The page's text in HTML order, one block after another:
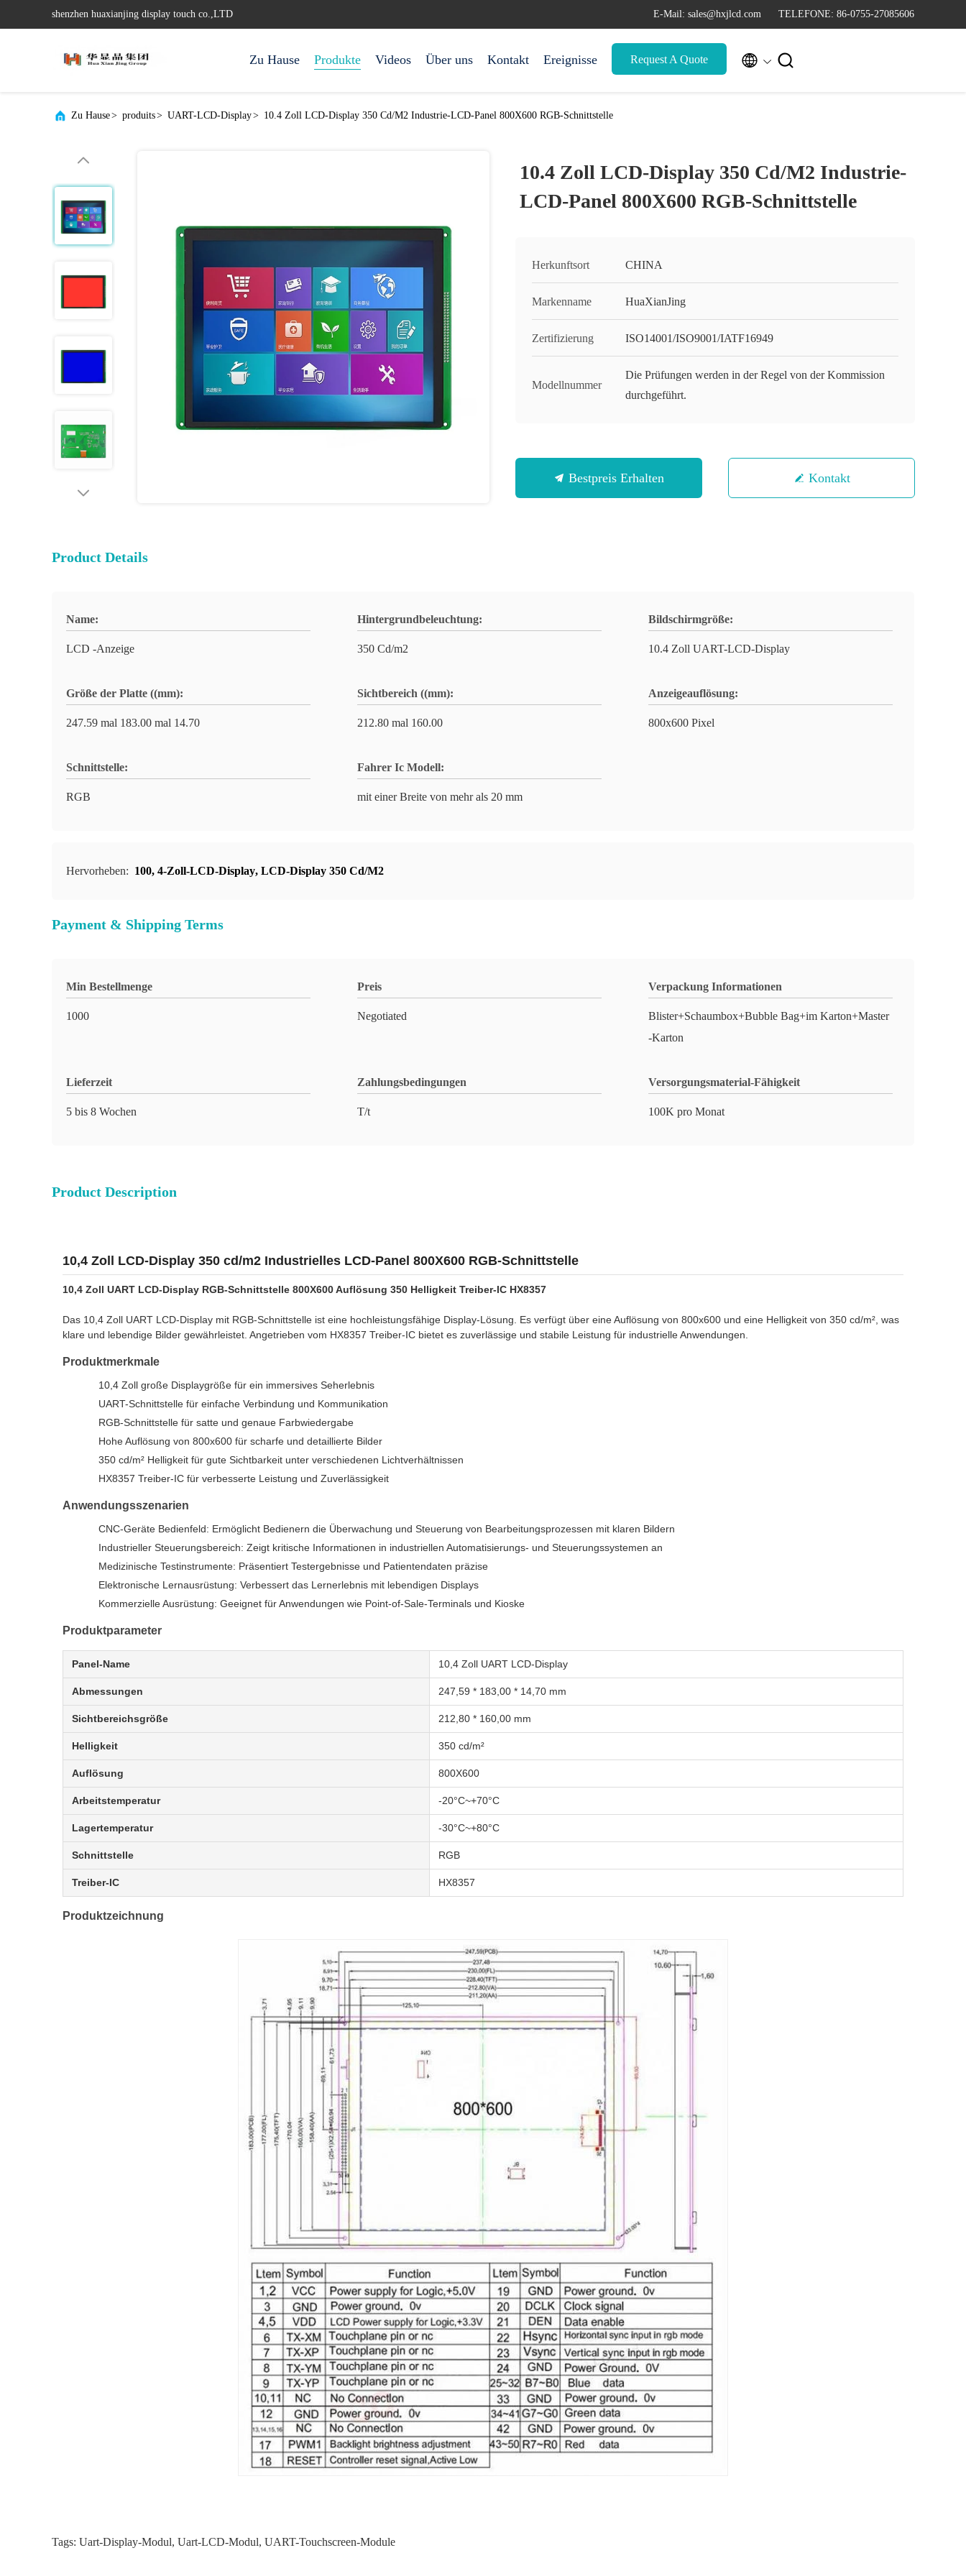
shenzhen huaxianjing display touch co.,LTD E-Mail: sales@hxjlcd.com TELEFONE: 86-0755-27085606
Zu Hause Produkte Videos Über uns Kontakt Ereignisse Request A Quote  
Zu Hause> produits> UART-LCD-Display> 10.4 Zoll LCD-Display 350 Cd/M2 Industrie-LCD-Panel 800X600 RGB-Schnittstelle
10.4 Zoll LCD-Display 350 Cd/M2 Industrie-
LCD-Panel 800X600 RGB-Schnittstelle
Herkunftsort CHINA
Markenname HuaXianJing
Zertifizierung ISO14001/ISO9001/IATF16949
Modellnummer
Die Prüfungen werden in der Regel von der Kommission
durchgeführt.
Bestpreis Erhalten Kontakt
Product Details
Name:
LCD -Anzeige
Hintergrundbeleuchtung:
350 Cd/m2
Bildschirmgröße:
10.4 Zoll UART-LCD-Display
Größe der Platte ((mm):
247.59 mal 183.00 mal 14.70
Sichtbereich ((mm):
212.80 mal 160.00
Anzeigeauflösung:
800x600 Pixel
Schnittstelle:
RGB
Fahrer Ic Modell:
mit einer Breite von mehr als 20 mm
Hervorheben: 100, 4-Zoll-LCD-Display, LCD-Display 350 Cd/M2
Payment & Shipping Terms
Min Bestellmenge
1000
Preis
Negotiated
Verpackung Informationen
Blister+Schaumbox+Bubble Bag+im Karton+Master
-Karton
Lieferzeit
5 bis 8 Wochen
Zahlungsbedingungen
T/t
Versorgungsmaterial-Fähigkeit
100K pro Monat
Product Description
10,4 Zoll LCD-Display 350 cd/m2 Industrielles LCD-Panel 800X600 RGB-Schnittstelle
10,4 Zoll UART LCD-Display RGB-Schnittstelle 800X600 Auflösung 350 Helligkeit Treiber-IC HX8357
Das 10,4 Zoll UART LCD-Display mit RGB-Schnittstelle ist eine hochleistungsfähige Display-Lösung. Es verfügt über eine Auflösung von 800x600 und eine Helligkeit von 350 cd/m², was
klare und lebendige Bilder gewährleistet. Angetrieben vom HX8357 Treiber-IC bietet es zuverlässige und stabile Leistung für industrielle Anwendungen.
Produktmerkmale
10,4 Zoll große Displaygröße für ein immersives Seherlebnis
UART-Schnittstelle für einfache Verbindung und Kommunikation
RGB-Schnittstelle für satte und genaue Farbwiedergabe
Hohe Auflösung von 800x600 für scharfe und detaillierte Bilder
350 cd/m² Helligkeit für gute Sichtbarkeit unter verschiedenen Lichtverhältnissen
HX8357 Treiber-IC für verbesserte Leistung und Zuverlässigkeit
Anwendungsszenarien
CNC-Geräte Bedienfeld: Ermöglicht Bedienern die Überwachung und Steuerung von Bearbeitungsprozessen mit klaren Bildern
Industrieller Steuerungsbereich: Zeigt kritische Informationen in industriellen Automatisierungs- und Steuerungssystemen an
Medizinische Testinstrumente: Präsentiert Testergebnisse und Patientendaten präzise
Elektronische Lernausrüstung: Verbessert das Lernerlebnis mit lebendigen Displays
Kommerzielle Ausrüstung: Geeignet für Anwendungen wie Point-of-Sale-Terminals und Kioske
Produktparameter
Panel-Name 10,4 Zoll UART LCD-Display
Abmessungen 247,59 * 183,00 * 14,70 mm
Sichtbereichsgröße 212,80 * 160,00 mm
Helligkeit 350 cd/m²
Auflösung 800X600
Arbeitstemperatur -20°C~+70°C
Lagertemperatur -30°C~+80°C
Schnittstelle RGB
Treiber-IC HX8357
Produktzeichnung
Tags: Uart-Display-Modul, Uart-LCD-Modul, UART-Touchscreen-Module